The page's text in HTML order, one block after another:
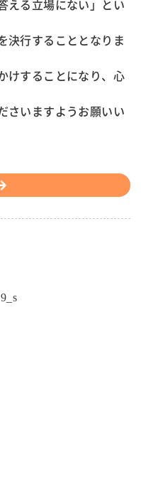
える立場にない」とい
決行することとなりま
けすることになり、心
さいますようお願いい